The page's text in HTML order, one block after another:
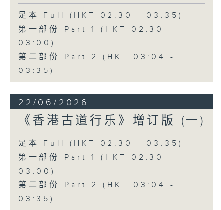
足本 Full (HKT 02:30 - 03:35)
第一部份 Part 1 (HKT 02:30 -
03:00)
第二部份 Part 2 (HKT 03:04 -
03:35)
22/06/2026
《香港古道行乐》增订版 (一)
足本 Full (HKT 02:30 - 03:35)
第一部份 Part 1 (HKT 02:30 -
03:00)
第二部份 Part 2 (HKT 03:04 -
03:35)